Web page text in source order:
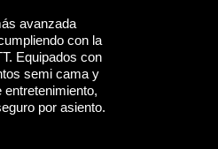
avanzada
con la
Equipados con
semi cama y
por asiento.